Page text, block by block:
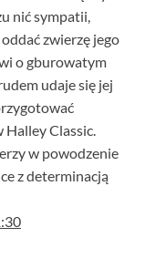
nić sympatii,
zwierzę jego
o gburowatym
udaje się jej
Halley Classic.
w powodzenie
z determinacją